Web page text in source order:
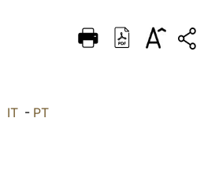
DEUTSCH
IT- PT